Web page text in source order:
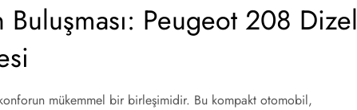
Peugeot 208 Dizel
mükemmel bir birleşimidir. Bu kompakt otomobil,